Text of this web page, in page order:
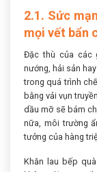
2.1. Sức
mọi vết bẩn
Đặc thù của các
nướng, hải sản
trong quá trình
bằng vải vụn
dầu mỡ sẽ bám
nữa, môi trường
tưởng của hàng
Khăn lau bếp